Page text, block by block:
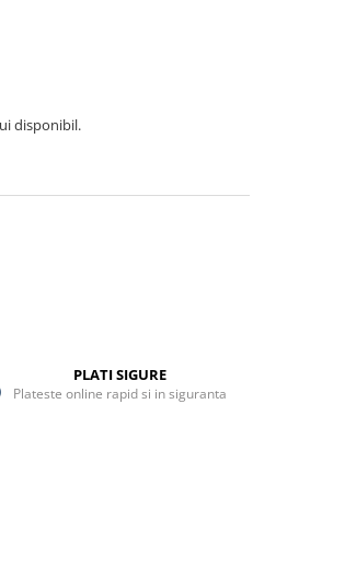
disponibil.
PLATI SIGURE
Plateste online rapid si in siguranta